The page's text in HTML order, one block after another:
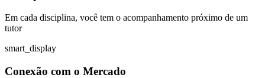
Em cada disciplina, você tem o acompanhamento próximo de um
tutor
smart_display
Conexão com o Mercado